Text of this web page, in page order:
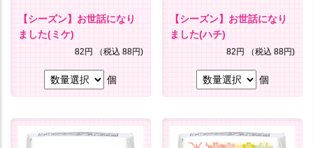
【シーズン】お世話になり
ました(ミケ)
82円 （税込 88円)
個
【シーズン】お世話になり
ました(ハチ)
82円 （税込 88円)
個